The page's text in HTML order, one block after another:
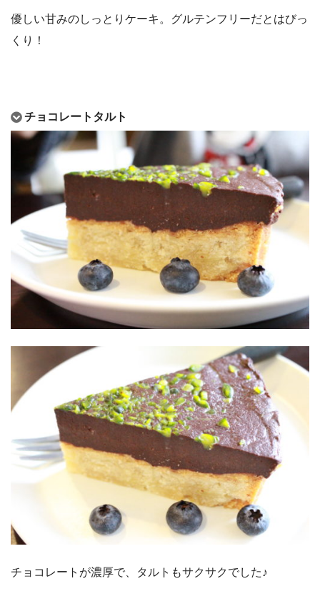
優しい甘みのしっとりケーキ。グルテンフリーだとはびっ
くり！
チョコレートタルト
チョコレートが濃厚で、タルトもサクサクでした♪